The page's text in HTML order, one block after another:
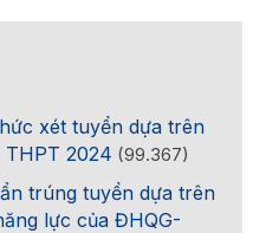
xét tuyển dựa trên
THPT 2024 (99.367)
trúng tuyển dựa trên
lực của ĐHQG-